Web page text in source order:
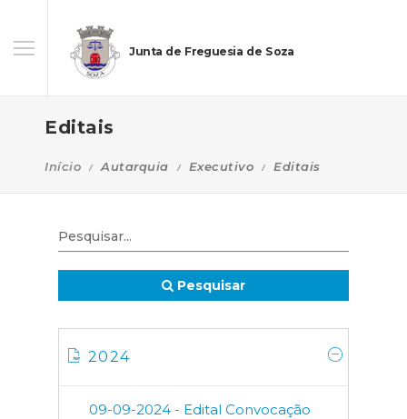
Junta de Freguesia de Soza
Editais
Início Autarquia Executivo Editais
Pesquisar
2024
09-09-2024 - Edital Convocação